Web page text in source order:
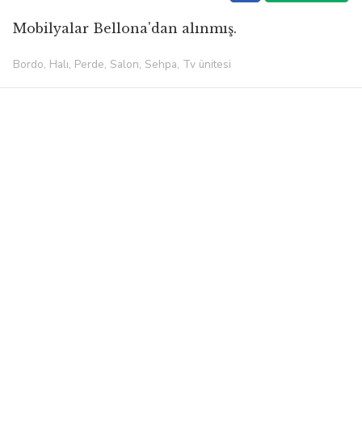
Mobilyalar Bellona'dan alınmış.
Bordo, Halı, Perde, Salon, Sehpa, Tv ünitesi